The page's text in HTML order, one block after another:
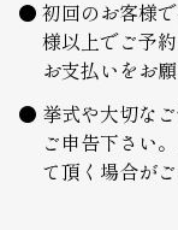
初回のお客様
様以上でご予
お支払いをお
挙式や大切な
ご申告下さい
て頂く場合がご